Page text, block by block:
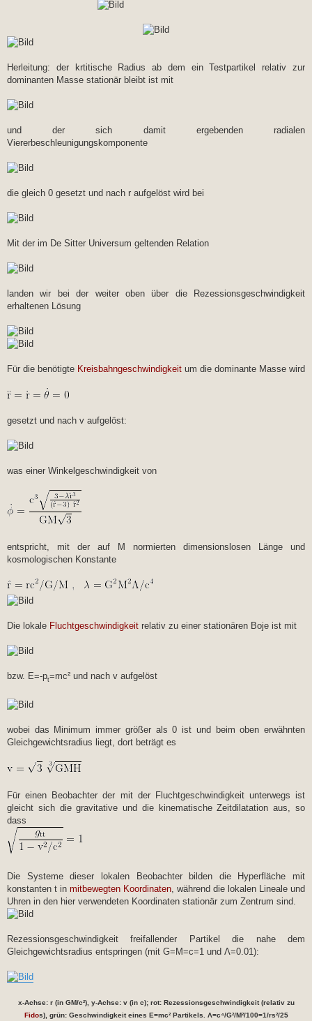
Herleitung: der krtitische Radius ab dem ein Testpartikel relativ zur
dominanten Masse stationär bleibt ist mit
und der sich damit ergebenden radialen
Viererbeschleunigungskomponente
die gleich 0 gesetzt und nach r aufgelöst wird bei
Mit der im De Sitter Universum geltenden Relation
landen wir bei der weiter oben über die Rezessionsgeschwindigkeit
erhaltenen Lösung
Für die benötigte Kreisbahngeschwindigkeit um die dominante Masse wird
gesetzt und nach v aufgelöst:
was einer Winkelgeschwindigkeit von
entspricht, mit der auf M normierten dimensionslosen Länge und
kosmologischen Konstante
Die lokale Fluchtgeschwindigkeit relativ zu einer stationären Boje ist mit
bzw. E=-pt=mc² und nach v aufgelöst
wobei das Minimum immer größer als 0 ist und beim oben erwähnten
Gleichgewichtsradius liegt, dort beträgt es
Für einen Beobachter der mit der Fluchtgeschwindigkeit unterwegs ist
gleicht sich die gravitative und die kinematische Zeitdilatation aus, so
dass
Die Systeme dieser lokalen Beobachter bilden die Hyperfläche mit
konstanten t in mitbewegten Koordinaten , während die lokalen Lineale und
Uhren in den hier verwendeten Koordinaten stationär zum Zentrum sind.
Rezessionsgeschwindigkeit freifallender Partikel die nahe dem
Gleichgewichtsradius entspringen (mit G=M=c=1 und Λ=0.01):
x-Achse: r (in GM/c²), y-Achse: v (in c); rot: Rezessionsgeschwindigkeit (relativ zu
Fidos), grün: Geschwindigkeit eines E=mc² Partikels. Λ=c⁴/G²/M²/100=1/rs²/25